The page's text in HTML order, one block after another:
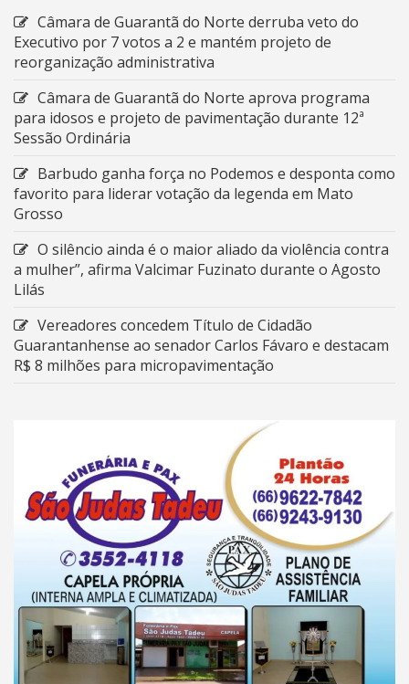
Câmara de Guarantã do Norte derruba veto do
Executivo por 7 votos a 2 e mantém projeto de
reorganização administrativa
Câmara de Guarantã do Norte aprova programa
para idosos e projeto de pavimentação durante 12ª
Sessão Ordinária
Barbudo ganha força no Podemos e desponta como
favorito para liderar votação da legenda em Mato
Grosso
O silêncio ainda é o maior aliado da violência contra
a mulher”, afirma Valcimar Fuzinato durante o Agosto
Lilás
Vereadores concedem Título de Cidadão
Guarantanhense ao senador Carlos Fávaro e destacam
R$ 8 milhões para micropavimentação